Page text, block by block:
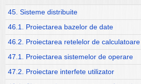
45. Sisteme distribuite
46.1. Proiectarea bazelor de date
46.2. Proiectarea retelelor de calculatoare
47.1. Proiectarea sistemelor de operare
47.2. Proiectare interfete utilizator